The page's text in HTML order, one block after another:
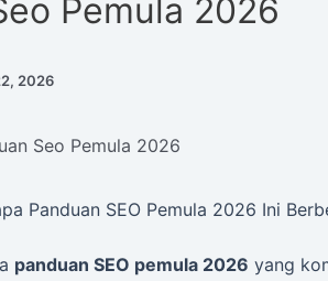
Pemula 2026
2026
Seo Pemula 2026
Panduan SEO Pemula 2026 Ini
panduan SEO pemula 2026 yang